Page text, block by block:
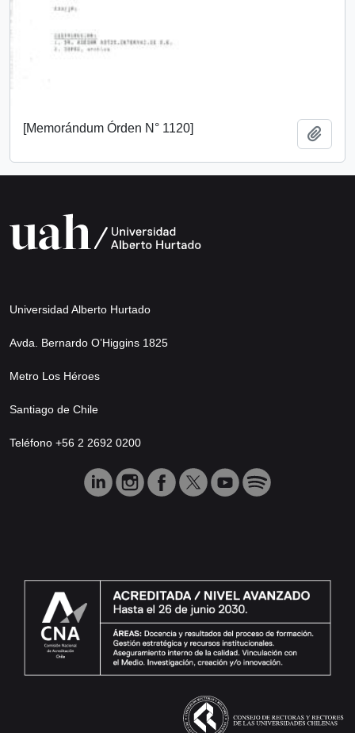
[Memorándum Órden N° 1120]
Universidad Alberto Hurtado
Avda. Bernardo O’Higgins 1825
Metro Los Héroes
Santiago de Chile
Teléfono +56 2 2692 0200